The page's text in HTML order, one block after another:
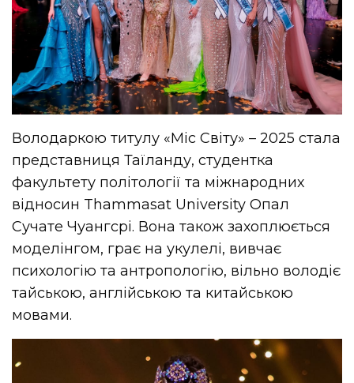
Володаркою титулу «Міс Світу» – 2025 стала
представниця Таїланду, студентка
факультету політології та міжнародних
відносин Thammasat University Опал
Сучате Чуангсрі. Вона також захоплюється
моделінгом, грає на укулелі, вивчає
психологію та антропологію, вільно володіє
тайською, англійською та китайською
мовами.